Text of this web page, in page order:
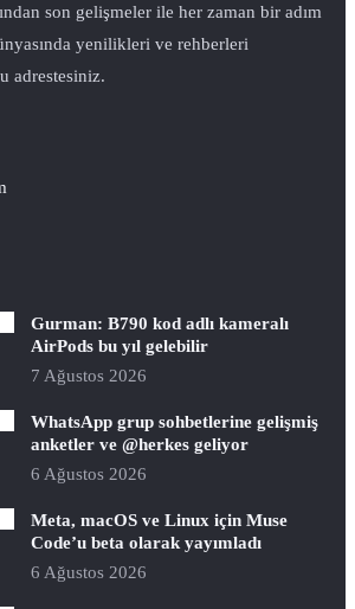
son gelişmeler ile her zaman bir adım
yenilikleri ve rehberleri
adrestesiniz.
Gurman: B790 kod adlı kameralı
AirPods bu yıl gelebilir
7 Ağustos 2026
WhatsApp grup sohbetlerine gelişmiş
anketler ve @herkes geliyor
6 Ağustos 2026
Meta, macOS ve Linux için Muse
Code’u beta olarak yayımladı
6 Ağustos 2026